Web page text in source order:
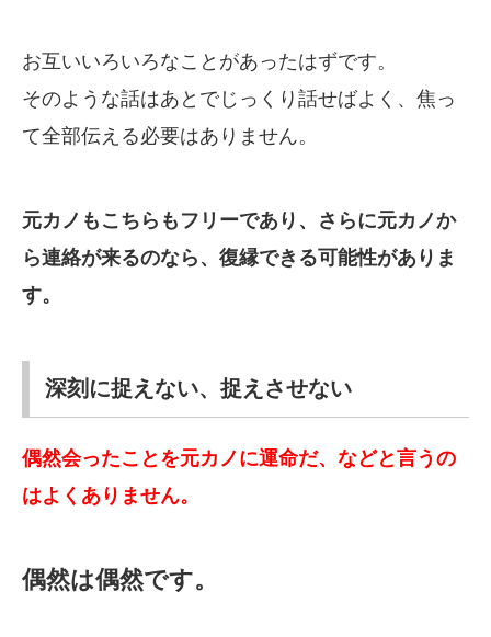
お互いいろいろなことがあったはずです。
そのような話はあとでじっくり話せばよく、焦っ
て全部伝える必要はありません。
元カノもこちらもフリーであり、さらに元カノか
ら連絡が来るのなら、復縁できる可能性がありま
す。
深刻に捉えない、捉えさせない
偶然会ったことを元カノに運命だ、などと言うの
はよくありません。
偶然は偶然です。